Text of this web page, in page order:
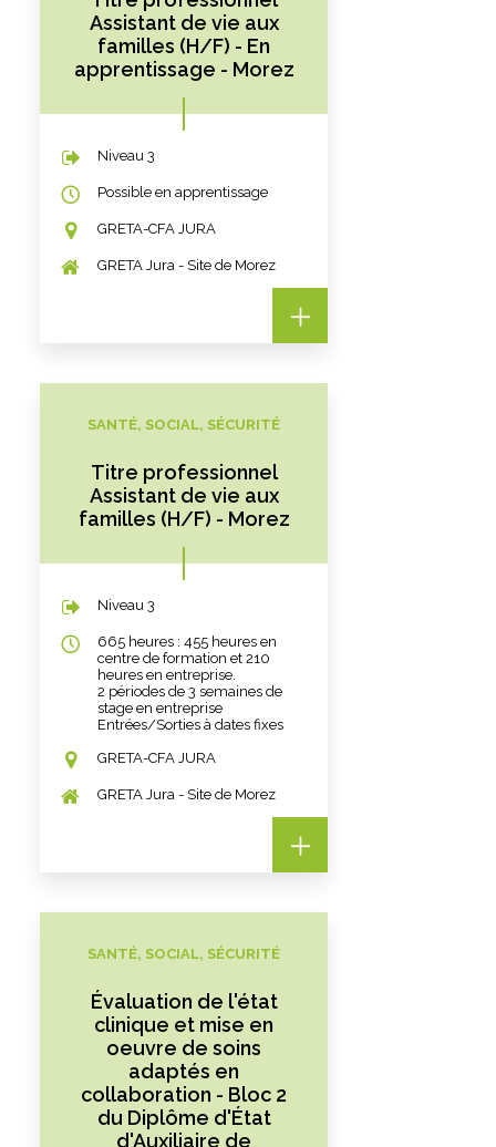
Assistant de vie aux
familles (H/F) - En
apprentissage - Morez
Niveau 3
Possible en apprentissage
GRETA-CFA JURA
GRETA Jura - Site de Morez
SANTÉ, SOCIAL, SÉCURITÉ
Titre professionnel
Assistant de vie aux
familles (H/F) - Morez
Niveau 3
665 heures : 455 heures en
centre de formation et 210
heures en entreprise.
2 périodes de 3 semaines de
stage en entreprise
Entrées/Sorties à dates fixes
GRETA-CFA JURA
GRETA Jura - Site de Morez
SANTÉ, SOCIAL, SÉCURITÉ
Évaluation de l'état
clinique et mise en
oeuvre de soins
adaptés en
collaboration - Bloc 2
du Diplôme d'État
d'Auxiliaire de